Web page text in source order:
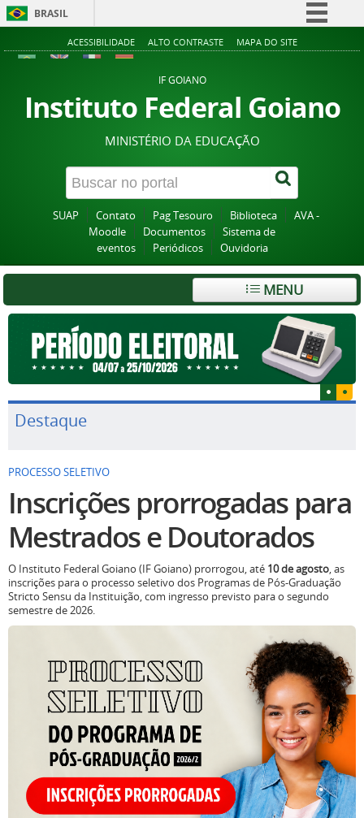
BRASIL
Simplifique!
Acesso à informação
Legislação
Canais
ACESSIBILIDADE ALTO CONTRASTE MAPA DO SITE
IF GOIANO
Instituto Federal Goiano
MINISTÉRIO DA EDUCAÇÃO
SUAP Contato Pag Tesouro Biblioteca
AVA -
Moodle
Documentos
Sistema de
eventos
Periódicos Ouvidoria
MENU
Destaque
PROCESSO SELETIVO
Inscrições prorrogadas para
Mestrados e Doutorados
O Instituto Federal Goiano (IF Goiano) prorrogou, até 10 de agosto, as
inscrições para o processo seletivo dos Programas de Pós-Graduação
Stricto Sensu da Instituição, com ingresso previsto para o segundo
semestre de 2026.